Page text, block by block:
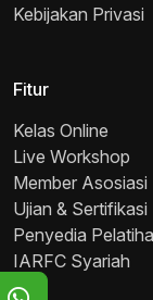
Kebijakan Privasi
Fitur
Kelas Online
Live Workshop
Member Asosiasi
Ujian & Sertifikasi
Penyedia
IARFC Syariah